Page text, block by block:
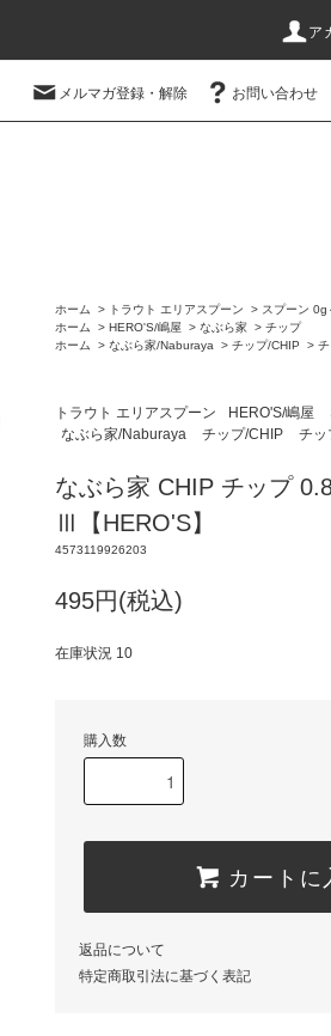
ア
メルマガ登録・解除 お問い合わせ
ホーム > トラウト エリアスプーン > スプーン 0g
ホーム
> HERO'S/嶋屋 > なぶら家 > チップ
ホーム
> なぶら家/Naburaya > チップ/CHIP >
トラウト エリアスプーン HERO'S/嶋屋
なぶら家/Naburaya
チップ/CHIP チッ
なぶら家 CHIP チップ
Ⅲ【HERO'S】
4573119926203
495円(税込)
在庫状況 10
購入数
カートに
返品について
特定商取引法に基づく表記